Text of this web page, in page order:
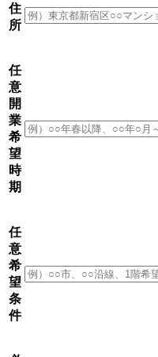
住
所
任
意
開
業
希
望
時
期
任
意
希
望
条
件